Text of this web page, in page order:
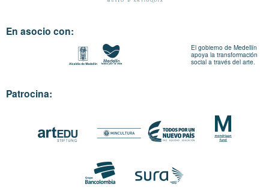
En asocio con:
El gobierno de Medellín
apoya la transformación
social a través del arte.
Patrocina: